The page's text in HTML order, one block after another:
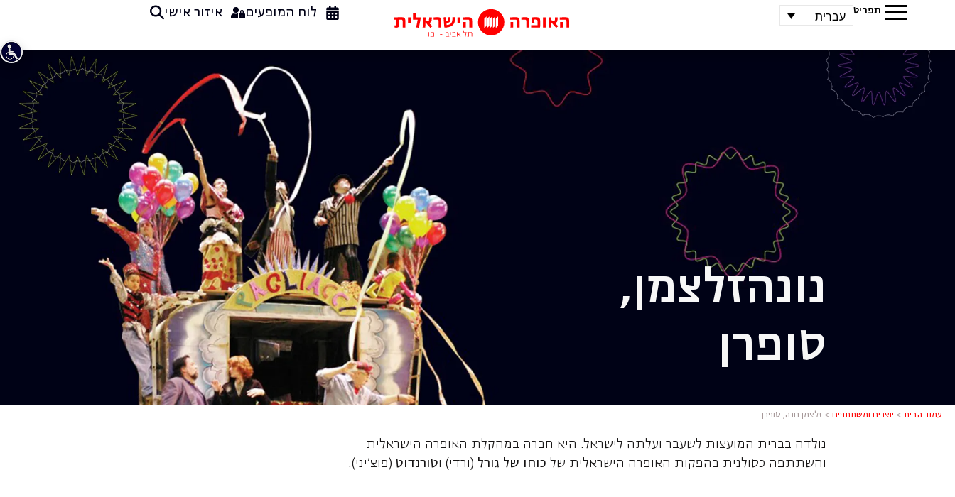
תפריט עברית לוח המופעים איזור אישי
זלצמן נונה, סופרן
נונהזלצמן,
סופרן
עמוד הבית > יוצרים ומשתתפים >זלצמן נונה, סופרן
נולדה בברית המועצות לשעבר ועלתה לישראל. היא חברה במהקלת האופרה הישראלית
והשתתפה כסולנית בהפקות האופרה הישראלית של כוחו של גורל (ורדי) וטורנדוט (פוצ'יני).